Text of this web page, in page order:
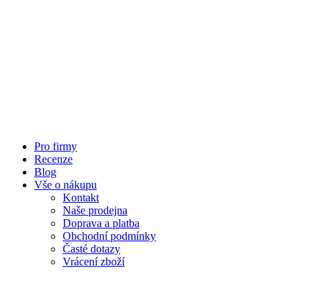
Pro firmy
Recenze
Blog
Vše o nákupu
Kontakt
Naše prodejna
Doprava a platba
Obchodní podmínky
Časté dotazy
Vrácení zboží